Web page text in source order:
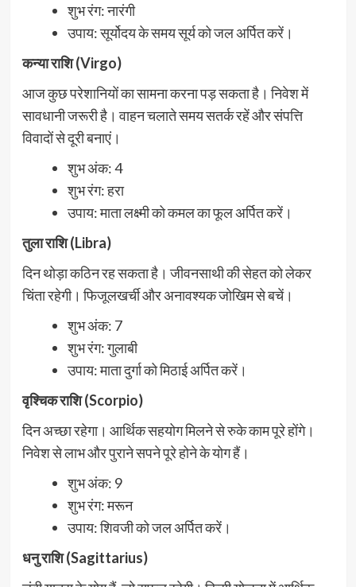
शुभ रंग: नारंगी
उपाय: सूर्योदय के समय सूर्य को जल अर्पित करें।
कन्या राशि (Virgo)
आज कुछ परेशानियों का सामना करना पड़ सकता है। निवेश में
सावधानी जरूरी है। वाहन चलाते समय सतर्क रहें और संपत्ति
विवादों से दूरी बनाएं।
शुभ अंक: 4
शुभ रंग: हरा
उपाय: माता लक्ष्मी को कमल का फूल अर्पित करें।
तुला राशि (Libra)
दिन थोड़ा कठिन रह सकता है। जीवनसाथी की सेहत को लेकर
चिंता रहेगी। फिजूलखर्ची और अनावश्यक जोखिम से बचें।
शुभ अंक: 7
शुभ रंग: गुलाबी
उपाय: माता दुर्गा को मिठाई अर्पित करें।
वृश्चिक राशि (Scorpio)
दिन अच्छा रहेगा। आर्थिक सहयोग मिलने से रुके काम पूरे होंगे।
निवेश से लाभ और पुराने सपने पूरे होने के योग हैं।
शुभ अंक: 9
शुभ रंग: मरून
उपाय: शिवजी को जल अर्पित करें।
धनु राशि (Sagittarius)